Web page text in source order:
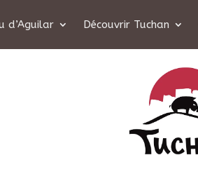
d’Aguilar Découvrir Tuchan